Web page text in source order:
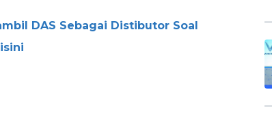
DAS Sebagai Distibutor Soal